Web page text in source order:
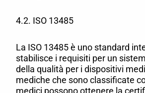
4.2. ISO 13485
La ISO 13485 è uno standard
stabilisce i requisiti per un
della qualità per i dispositivi
mediche che sono classificate
medici possono ottenere la